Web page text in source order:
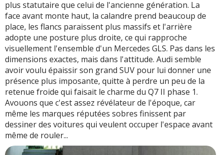
plus statutaire que celui de l'ancienne génération. La
face avant monte haut, la calandre prend beaucoup de
place, les flancs paraissent plus massifs et l'arrière
adopte une posture plus droite, ce qui rapproche
visuellement l'ensemble d'un Mercedes GLS. Pas dans les
dimensions exactes, mais dans l'attitude. Audi semble
avoir voulu épaissir son grand SUV pour lui donner une
présence plus imposante, quitte à perdre un peu de la
retenue froide qui faisait le charme du Q7 II phase 1.
Avouons que c'est assez révélateur de l'époque, car
même les marques réputées sobres finissent par
dessiner des voitures qui veulent occuper l'espace avant
même de rouler...